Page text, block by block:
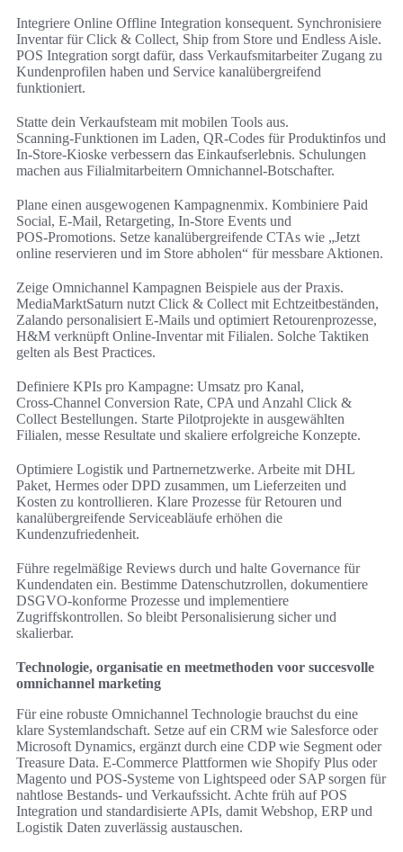
Integriere Online Offline Integration konsequent. Synchronisiere
Inventar für Click & Collect, Ship from Store und Endless Aisle.
POS Integration sorgt dafür, dass Verkaufsmitarbeiter Zugang zu
Kundenprofilen haben und Service kanalübergreifend
funktioniert.
Statte dein Verkaufsteam mit mobilen Tools aus.
Scanning‑Funktionen im Laden, QR‑Codes für Produktinfos und
In‑Store‑Kioske verbessern das Einkaufserlebnis. Schulungen
machen aus Filialmitarbeitern Omnichannel‑Botschafter.
Plane einen ausgewogenen Kampagnenmix. Kombiniere Paid
Social, E‑Mail, Retargeting, In‑Store Events und
POS‑Promotions. Setze kanalübergreifende CTAs wie „Jetzt
online reservieren und im Store abholen“ für messbare Aktionen.
Zeige Omnichannel Kampagnen Beispiele aus der Praxis.
MediaMarktSaturn nutzt Click & Collect mit Echtzeitbeständen,
Zalando personalisiert E‑Mails und optimiert Retourenprozesse,
H&M verknüpft Online‑Inventar mit Filialen. Solche Taktiken
gelten als Best Practices.
Definiere KPIs pro Kampagne: Umsatz pro Kanal,
Cross‑Channel Conversion Rate, CPA und Anzahl Click &
Collect Bestellungen. Starte Pilotprojekte in ausgewählten
Filialen, messe Resultate und skaliere erfolgreiche Konzepte.
Optimiere Logistik und Partnernetzwerke. Arbeite mit DHL
Paket, Hermes oder DPD zusammen, um Lieferzeiten und
Kosten zu kontrollieren. Klare Prozesse für Retouren und
kanalübergreifende Serviceabläufe erhöhen die
Kundenzufriedenheit.
Führe regelmäßige Reviews durch und halte Governance für
Kundendaten ein. Bestimme Datenschutzrollen, dokumentiere
DSGVO‑konforme Prozesse und implementiere
Zugriffskontrollen. So bleibt Personalisierung sicher und
skalierbar.
Technologie, organisatie en meetmethoden voor succesvolle
omnichannel marketing
Für eine robuste Omnichannel Technologie brauchst du eine
klare Systemlandschaft. Setze auf ein CRM wie Salesforce oder
Microsoft Dynamics, ergänzt durch eine CDP wie Segment oder
Treasure Data. E‑Commerce Plattformen wie Shopify Plus oder
Magento und POS‑Systeme von Lightspeed oder SAP sorgen für
nahtlose Bestands- und Verkaufssicht. Achte früh auf POS
Integration und standardisierte APIs, damit Webshop, ERP und
Logistik Daten zuverlässig austauschen.